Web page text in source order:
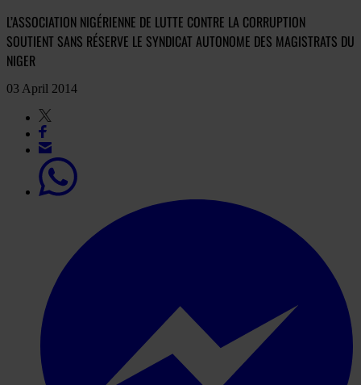
L’ASSOCIATION NIGÉRIENNE DE LUTTE CONTRE LA CORRUPTION
SOUTIENT SANS RÉSERVE LE SYNDICAT AUTONOME DES MAGISTRATS DU
NIGER
03 April 2014